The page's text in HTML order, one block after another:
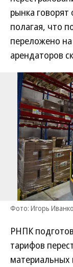
рынка говорят
полагая, что
переложено
арендаторов
Фото: Игорь
РНПК
тарифов
материальных